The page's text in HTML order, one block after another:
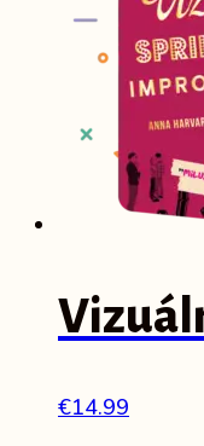
€14.99